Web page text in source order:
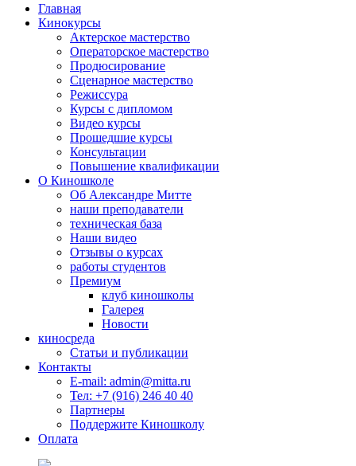
Главная
Кинокурсы
Актерское мастерство
Операторское мастерство
Продюсирование
Сценарное мастерство
Режиссура
Курсы с дипломом
Видео курсы
Прошедшие курсы
Консультации
Повышение квалификации
О Киношколе
Об Александре Митте
наши преподаватели
техническая база
Наши видео
Отзывы о курсах
работы студентов
Премиум
клуб киношколы
Галерея
Новости
киносреда
Статьи и публикации
Контакты
E-mail: admin@mitta.ru
Тел: +7 (916) 246 40 40
Партнеры
Поддержите Киношколу
Оплата